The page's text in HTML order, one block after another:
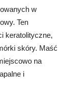
w
Ten
keratolityczne,
skóry. Maść
na
i